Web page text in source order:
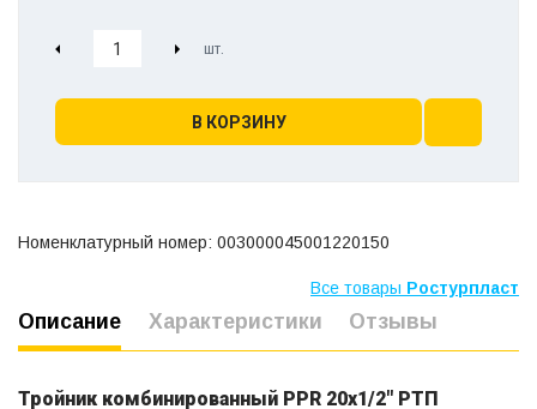
В КОРЗИНУ
Номенклатурный номер: 003000045001220150
Все товары Ростурпласт
Описание Характеристики Отзывы
Тройник комбинированный PPR 20х1/2" РТП